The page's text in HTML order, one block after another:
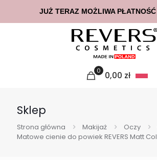
0 0,00 zł
Sklep
Strona główna Makijaż Oczy
Matowe cienie do powiek REVERS Matt
JUŻ TERAZ MOŻLIWA